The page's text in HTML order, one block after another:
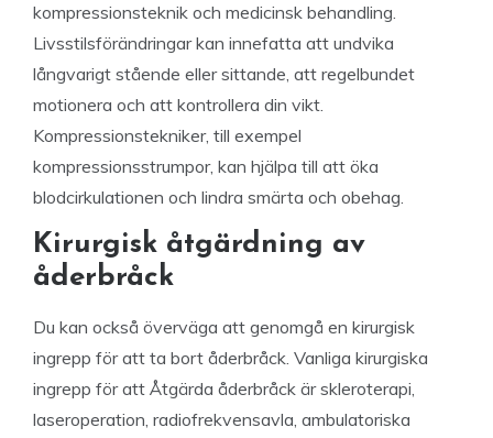
kompressionsteknik och medicinsk behandling.
Livsstilsförändringar kan innefatta att undvika
långvarigt stående eller sittande, att regelbundet
motionera och att kontrollera din vikt.
Kompressionstekniker, till exempel
kompressionsstrumpor, kan hjälpa till att öka
blodcirkulationen och lindra smärta och obehag.
Kirurgisk åtgärdning av
åderbråck
Du kan också överväga att genomgå en kirurgisk
ingrepp för att ta bort åderbråck. Vanliga kirurgiska
ingrepp för att Åtgärda åderbråck är skleroterapi,
laseroperation, radiofrekvensavla, ambulatoriska